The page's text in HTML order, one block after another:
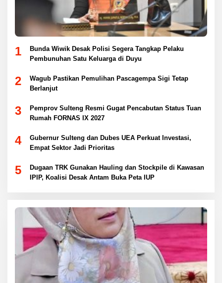
1
Bunda Wiwik Desak Polisi Segera Tangkap Pelaku
Pembunuhan Satu Keluarga di Duyu
2
Wagub Pastikan Pemulihan Pascagempa Sigi Tetap
Berlanjut
3
Pemprov Sulteng Resmi Gugat Pencabutan Status Tuan
Rumah FORNAS IX 2027
4
Gubernur Sulteng dan Dubes UEA Perkuat Investasi,
Empat Sektor Jadi Prioritas
5
Dugaan TRK Gunakan Hauling dan Stockpile di Kawasan
IPIP, Koalisi Desak Antam Buka Peta IUP